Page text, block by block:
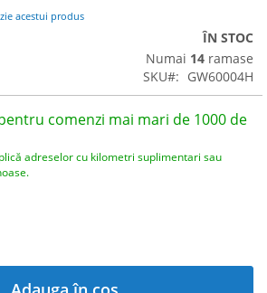
acestui produs
ÎN STOC
Numai 14 ramase
SKU
GW60004H
comenzi mai mari de 1000 de
adreselor cu kilometri suplimentari sau